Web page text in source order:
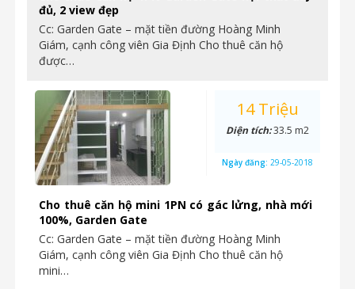
đủ, 2 view đẹp
Cc: Garden Gate – mặt tiền đường Hoàng Minh
Giám, cạnh công viên Gia Định Cho thuê căn hộ
được…
Cho thuê căn hộ mini 1PN có gác lửng, nhà mới
100%, Garden Gate
Cc: Garden Gate – mặt tiền đường Hoàng Minh
Giám, cạnh công viên Gia Định Cho thuê căn hộ
mini…
14 Triệu
Diện tích:33.5 m2
Ngày đăng: 29-05-2018